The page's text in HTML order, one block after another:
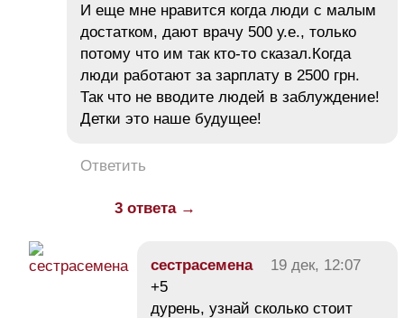
И еще мне нравится когда люди с малым
достатком, дают врачу 500 у.е., только
потому что им так кто-то сказал.Когда
люди работают за зарплату в 2500 грн.
Так что не вводите людей в заблуждение!
Детки это наше будущее!
Ответить
3 ответа →
сестрасемена
19 дек, 12:07
+5
дурень, узнай сколько стоит